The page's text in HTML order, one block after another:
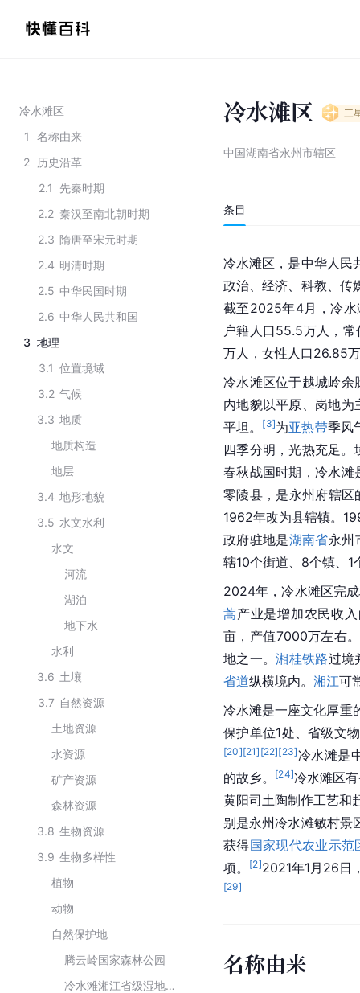
冷水滩区
1
名称由来
2
历史沿革
2.1
先秦时期
2.2 秦汉至南北朝时期
2.3 隋唐至宋元时期
2.4 明清时期
2.5 中华民国时期
2.6 中华人民共和国
3 地理
3.1 位置境域
3.2 气候
3.3 地质
地质构造
地层
3.4 地形地貌
3.5 水文水利
水文
河流
湖泊
地下水
水利
3.6 土壤
3.7 自然资源
土地资源
水资源
矿产资源
森林资源
3.8 生物资源
3.9 生物多样性
植物
动物
自然保护地
腾云岭国家森林公园
冷水滩湘江省级湿地公园
冷水滩区 三
中国湖南省永州市辖区
条目
冷水滩区，是中华人民
政治、经济、科教、传
截至2025年4月，冷水
户籍人口55.5万人，
万人，女性人口26.85
冷水滩区位于越城岭余
内地貌以平原、岗地
平坦。
[3]为亚热带季风
四季分明，光热充足
春秋战国时期，冷水滩
零陵县，是永州府辖区
1962年改为县辖镇。
政府驻地是湖南省永州
辖10个街道、8个镇、1
2024年，冷水滩区完
蒿产业是增加农民收
亩，产值7000万左右。
地之一。湘桂铁路过境
省道纵横境内。 湘江可
冷水滩是一座文化厚重
保护单位1处、省级文
[20][21] [22][23]冷水滩是
的故乡。
[24]冷水滩区
黄阳司土陶制作工艺和
别是永州冷水滩敏村景
获得国家现代农业示范
项。
[2]2021年1月26日
[29]
名称由来